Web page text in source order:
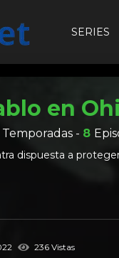
SERIES
en
Temporadas - 8
dispuesta a
236 Vistas